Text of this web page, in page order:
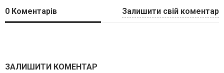
0 Коментарів Залишити свій коментар
ЗАЛИШИТИ КОМЕНТАР